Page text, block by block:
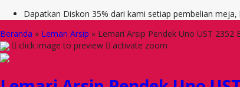
Dapatkan Diskon 35% dari kami setiap pembelian
Beranda » Lemari Arsip » Lemari Arsip Pendek Uno UST 2352
click image to preview
activate zoom